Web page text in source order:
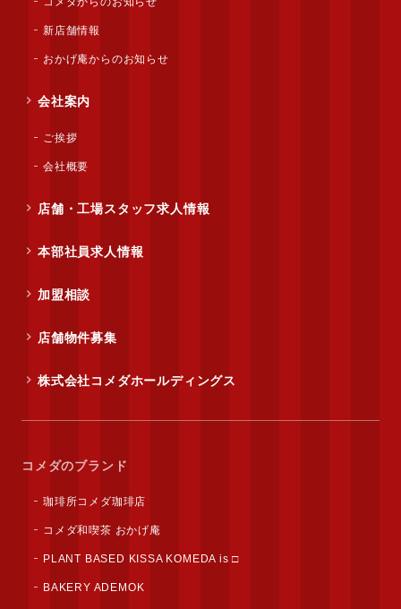
新店舗情報
おかげ庵からのお知らせ
会社案内
ご挨拶
会社概要
店舗・工場スタッフ求人情報
本部社員求人情報
加盟相談
店舗物件募集
株式会社コメダホールディングス
コメダのブランド
珈琲所コメダ珈琲店
コメダ和喫茶 おかげ庵
PLANT BASED KISSA KOMEDA is □
BAKERY ADEMOK